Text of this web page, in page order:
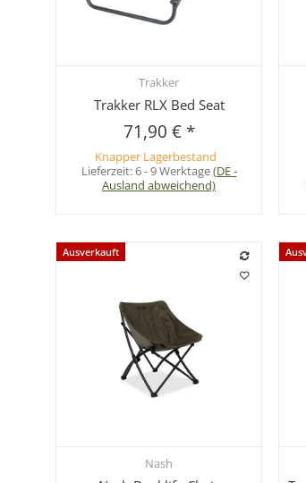
Schnellkauf
Trakker
Trakker RLX Bed Seat
71,90 € *
Knapper Lagerbestand
Lieferzeit:6 - 9 Werktage(DE -
Ausland abweichend)
Ausverkauft
Schnellkauf
Nash